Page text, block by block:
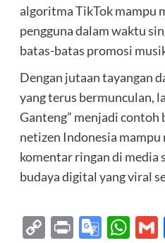
algoritma TikTok mampu
pengguna dalam waktu
batas-batas promosi
Dengan jutaan tayangan
yang terus bermunculan,
Ganteng” menjadi
netizen Indonesia
komentar ringan di media
budaya digital yang viral
CopyPrint